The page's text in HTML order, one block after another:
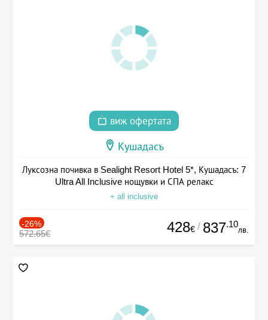
виж офертата
Кушадасъ
Луксозна почивка в Sealight Resort Hotel 5*, Кушадасъ: 7
Ultra All Inclusive нощувки и СПА релакс
+ all inclusive
-26%
572.65€ 428€ / 837.10
лв.